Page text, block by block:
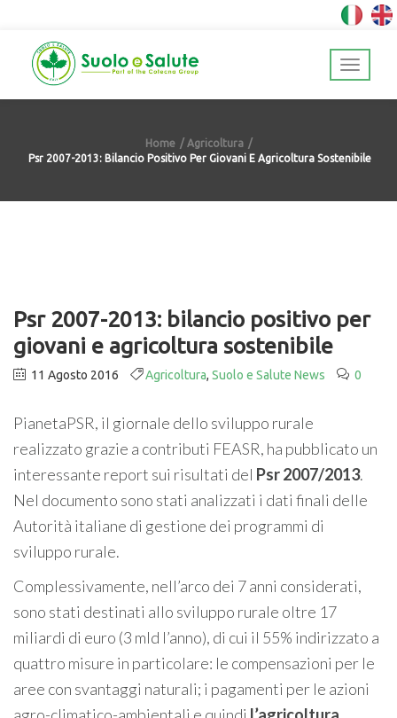
Home
Agricoltura
Psr 2007-2013: Bilancio Positivo Per Giovani E Agricoltura Sostenibile
Psr 2007-2013: bilancio positivo per
giovani e agricoltura sostenibile
11 Agosto 2016 Agricoltura, Suolo e Salute News 0
PianetaPSR, il giornale dello sviluppo rurale
realizzato grazie a contributi FEASR, ha pubblicato un
interessante report sui risultati del Psr 2007/2013.
Nel documento sono stati analizzati i dati finali delle
Autorità italiane di gestione dei programmi di
sviluppo rurale.
Complessivamente, nell’arco dei 7 anni considerati,
sono stati destinati allo sviluppo rurale oltre 17
miliardi di euro (3 mld l’anno), di cui il 55% indirizzato a
quattro misure in particolare: le compensazioni per le
aree con svantaggi naturali; i pagamenti per le azioni